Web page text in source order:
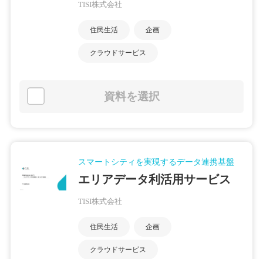
TISI株式会社
住民生活 企画
クラウドサービス
資料を選択
スマートシティを実現するデータ連携基盤
エリアデータ利活用サービス
TISI株式会社
住民生活 企画
クラウドサービス